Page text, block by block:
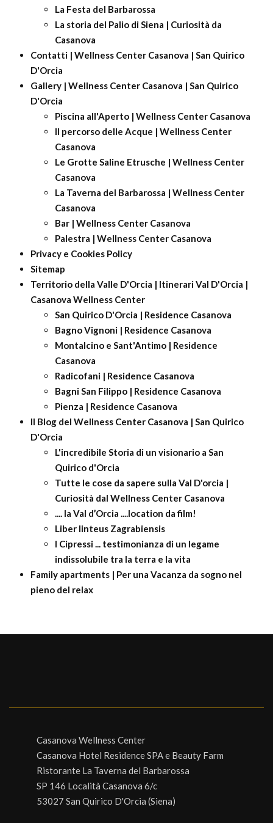
La Festa del Barbarossa
La storia del Palio di Siena | Curiosità da
Casanova
Contatti | Wellness Center Casanova | San Quirico
D'Orcia
Gallery | Wellness Center Casanova | San Quirico
D'Orcia
Piscina all'Aperto | Wellness Center Casanova
Il percorso delle Acque | Wellness Center
Casanova
Le Grotte Saline Etrusche | Wellness Center
Casanova
La Taverna del Barbarossa | Wellness Center
Casanova
Bar | Wellness Center Casanova
Palestra | Wellness Center Casanova
Privacy e Cookies Policy
Sitemap
Territorio della Valle D'Orcia | Itinerari Val D'Orcia |
Casanova Wellness Center
San Quirico D'Orcia | Residence Casanova
Bagno Vignoni | Residence Casanova
Montalcino e Sant'Antimo | Residence
Casanova
Radicofani | Residence Casanova
Bagni San Filippo | Residence Casanova
Pienza | Residence Casanova
Il Blog del Wellness Center Casanova | San Quirico
D'Orcia
L'incredibile Storia di un visionario a San
Quirico d'Orcia
Tutte le cose da sapere sulla Val D'orcia |
Curiosità dal Wellness Center Casanova
.... la Val d’Orcia ....location da film!
Liber linteus Zagrabiensis
I Cipressi ... testimonianza di un legame
indissolubile tra la terra e la vita
Family apartments | Per una Vacanza da sogno nel
pieno del relax
Casanova Wellness Center
Casanova Hotel Residence SPA e Beauty Farm
Ristorante La Taverna del Barbarossa
SP 146 Località Casanova 6/c
53027 San Quirico D'Orcia (Siena)